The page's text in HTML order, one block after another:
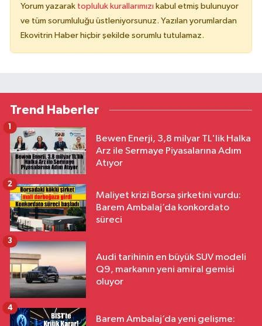
Yorum yazarak topluluk kurallarımızı kabul etmiş bulunuyor
ve tüm sorumluluğu üstleniyorsunuz. Yazılan yorumlardan
Ekovitrin Haber hiçbir şekilde sorumlu tutulamaz.
Trend Haberler
Bewen Enerji, 3,8 milyar TL'lik Halka
Arz ile Sermaye Piyasalarına Adım
Atıyor
1
Maliyet krizi Borsa şirketini vurdu:
Barem Ambalaj’da konkordato
süreci
2
Audi tarihinin en büyük SUV modeli
Q9, markanın yeni amiral gemisi
oluyor
3
Barem Ambalaj’da yeni gelişme:
4